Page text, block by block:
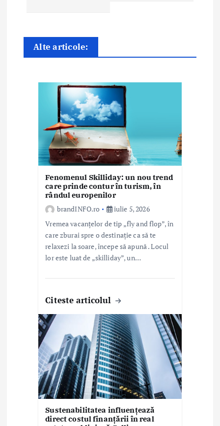
n
Alte articole:
Fenomenul Skilliday: un nou trend
care prinde contur în turism, în
rândul europenilor
brandINFO.ro
iulie 5, 2026
Vremea vacanțelor de tip „fly and flop”, în
care zburai spre o destinație ca să te
relaxezi la soare, începe să apună . Locul
lor este luat de „skilliday”, un…
Citeste articolul
Sustenabilitatea influențează
direct costul finanțării în real